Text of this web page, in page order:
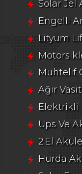
Solar Jel
Engelli
Lityum
Muhtelif
Ağır
Elektrikli
Ups Ve
2.El
Hurda